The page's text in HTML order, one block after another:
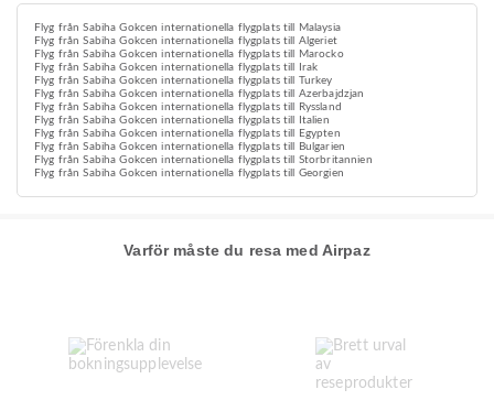
Flyg från Sabiha Gokcen internationella flygplats till Malaysia
Flyg från Sabiha Gokcen internationella flygplats till Algeriet
Flyg från Sabiha Gokcen internationella flygplats till Marocko
Flyg från Sabiha Gokcen internationella flygplats till Irak
Flyg från Sabiha Gokcen internationella flygplats till Turkey
Flyg från Sabiha Gokcen internationella flygplats till Azerbajdzjan
Flyg från Sabiha Gokcen internationella flygplats till Ryssland
Flyg från Sabiha Gokcen internationella flygplats till Italien
Flyg från Sabiha Gokcen internationella flygplats till Egypten
Flyg från Sabiha Gokcen internationella flygplats till Bulgarien
Flyg från Sabiha Gokcen internationella flygplats till Storbritannien
Flyg från Sabiha Gokcen internationella flygplats till Georgien
Varför måste du resa med Airpaz